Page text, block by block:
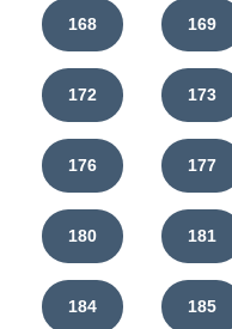
168 169
172 173
176 177
180 181
184 185